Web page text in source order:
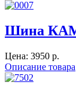
Шина
Цена: 3950 p.
Описание товара